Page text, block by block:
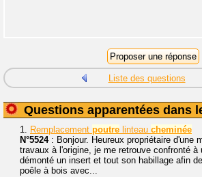
Liste des questions
Questions apparentées dans
1. Remplacement poutre linteau cheminée
N°5524: Bonjour. Heureux propriétaire d'une
travaux à l'origine, je me retrouve confronté à
démonté un insert et tout son habillage afin
poêle à bois avec...